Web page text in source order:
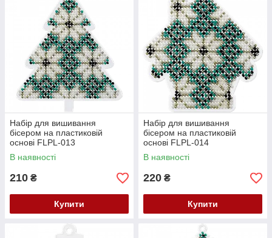
Набір для вишивання
бісером на пластиковій
основі FLPL-013
В наявності
210 ₴
Купити
Набір для вишивання
бісером на пластиковій
основі FLPL-014
В наявності
220 ₴
Купити